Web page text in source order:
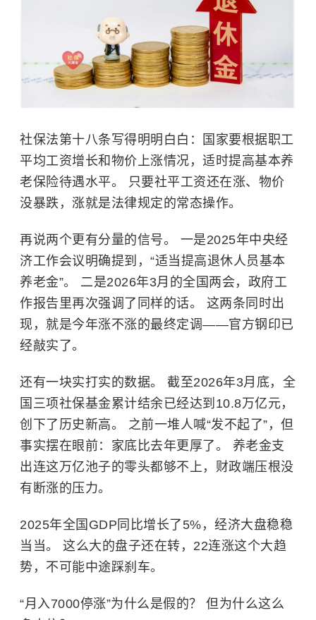
社保法第十八条写得明明白白：国家要根据职工
平均工资增长和物价上涨情况，适时提高基本养
老保险待遇水平。 只要社平工资还在涨、物价
没暴跌，涨就是法律规定的常态操作。
再说两个更有分量的信号。 一是2025年中央经
济工作会议明确提到，“适当提高退休人员基本
养老金”。 二是2026年3月的全国两会，政府工
作报告里再次强调了同样的话。 这两条同时出
现，就是今年涨不涨的最终定调——官方钢印已
经敲实了。
还有一块实打实的数据。 截至2026年3月底，全
国三项社保基金累计结余已经达到10.8万亿元，
创下了历史新高。 之前一堆人喊“发不起了”，但
事实摆在眼前：家底比去年更厚了。 养老金支
出连这万亿池子的零头都够不上，财政端压根没
有断涨的压力。
2025年全国GDP同比增长了5%，经济大盘稳稳
当当。 这么大的盘子还在转，22连涨这个大趋
势，不可能中途踩刹车。
“月入7000停涨”为什么是假的？ 但为什么这么